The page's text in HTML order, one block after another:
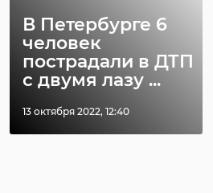
В Петербурге 6
человек
пострадали в ДТП
с двумя лазу ...
13 октября 2022, 12:40